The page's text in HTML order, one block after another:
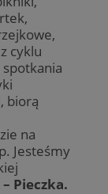
cyklu
spotkania
biorą
na
Jesteśmy
Pieczka.